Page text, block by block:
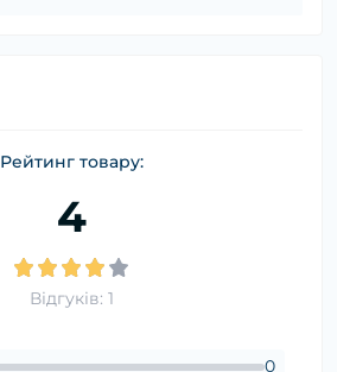
Рейтинг товару:
4
Відгуків: 1
0